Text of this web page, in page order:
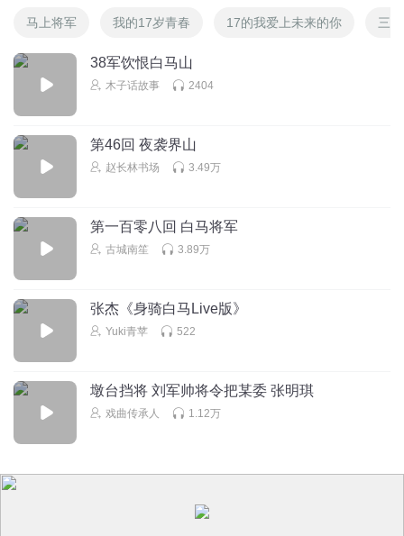
马上将军 我的17岁青春 17的我爱上未来的你 三
38军饮恨白马山
木子话故事 2404
第46回 夜袭界山
赵长林书场 3.49万
第一百零八回 白马将军
古城南笙 3.89万
张杰《身骑白马Live版》
Yuki青苹 522
墩台挡将 刘军帅将令把某委 张明琪
戏曲传承人 1.12万